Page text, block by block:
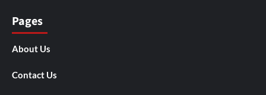
Pages
About Us
Contact Us